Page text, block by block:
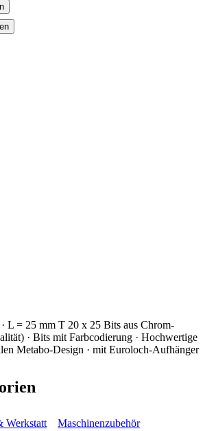
L = 25 mm T 20 x 25 Bits aus Chrom-
· Bits mit Farbcodierung · Hochwertige
Metabo-Design · mit Euroloch-Aufhänger
Werkstatt
Maschinenzubehör